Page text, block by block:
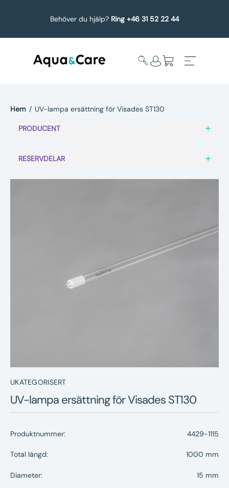
Behöver du hjälp? Ring +46 31 52 22 44
undermeny
Service
Underhållstips
Hem / UV-lampa ersättning för Visades ST130
PRODUCENT
RESERVDELAR
UKATEGORISERT
UV-lampa ersättning för Visades ST130
Produktnummer: 4429-1115
Total längd: 1000 mm
Diameter: 15 mm